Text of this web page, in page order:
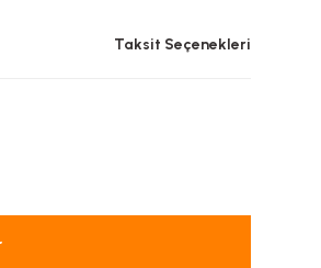
Taksit Seçenekleri